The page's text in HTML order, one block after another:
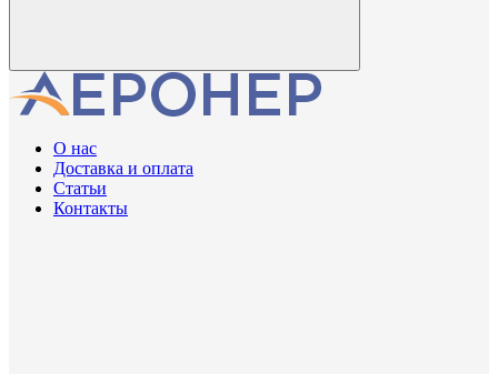
О нас
Доставка и оплата
Статьи
Контакты